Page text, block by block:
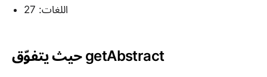
اللغات: 27
حيث يتفوّق getAbstract